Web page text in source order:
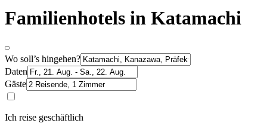
Familienhotels in Katamachi
Wo soll’s hingehen?
Daten
Gäste
Ich reise geschäftlich